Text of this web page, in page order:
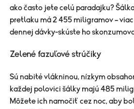
ako často jete celú paradajku?
pretlaku má 2 455 miligramov –
dennej dávky-skúste ho
Zelené fazuľové strúčiky
Sú nabité vlákninou, nízkym
každej polovici šálky majú 485
Môžete ich namočiť cez noc, aby